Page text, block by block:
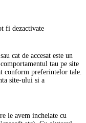
fi dezactivate
cat de accesat este un
tau pe site
conform preferintelor tale.
site-ului si a
le avem incheiate cu